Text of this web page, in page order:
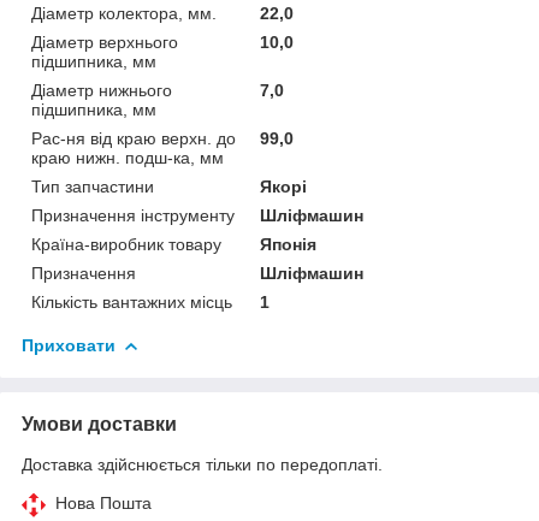
Діаметр колектора, мм.
22,0
Діаметр верхнього
підшипника, мм
10,0
Діаметр нижнього
підшипника, мм
7,0
Рас-ня від краю верхн. до
краю нижн. подш-ка, мм
99,0
Тип запчастини
Якорі
Призначення інструменту
Шліфмашин
Країна-виробник товару
Японія
Призначення
Шліфмашин
Кількість вантажних місць
1
Приховати
Умови доставки
Доставка здійснюється тільки по передоплаті.
Нова Пошта